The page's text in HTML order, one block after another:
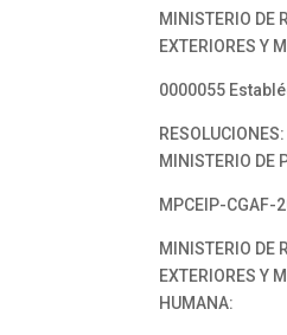
MINISTERIO DE
EXTERIORES Y
0000055
RESOLUCIONES:
MINISTERIO DE
MPCEIP-
MINISTERIO DE
EXTERIORES Y
HUMANA: